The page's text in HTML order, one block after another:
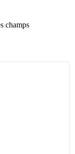
champs